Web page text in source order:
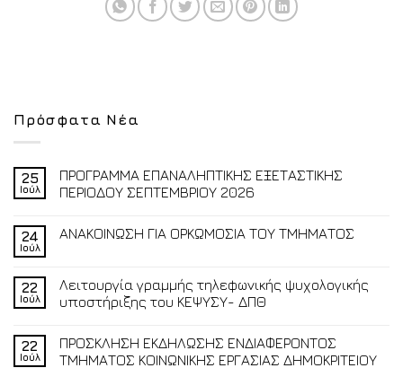
Πρόσφατα Νέα
25
Ιούλ
ΠΡΟΓΡΑΜΜΑ ΕΠΑΝΑΛΗΠΤΙΚΗΣ ΕΞΕΤΑΣΤΙΚΗΣ
ΠΕΡΙΟΔΟΥ ΣΕΠΤΕΜΒΡΙΟΥ 2026
24
Ιούλ
ΑΝΑΚΟΙΝΩΣΗ ΓΙΑ ΟΡΚΩΜΟΣΙΑ ΤΟΥ ΤΜΗΜΑΤΟΣ
22
Ιούλ
Λειτουργία γραμμής τηλεφωνικής ψυχολογικής
υποστήριξης του ΚΕΨΥΣΥ- ΔΠΘ
22
Ιούλ
ΠΡΟΣΚΛΗΣΗ ΕΚΔΗΛΩΣΗΣ ΕΝΔΙΑΦΕΡΟΝΤΟΣ
ΤΜΗΜΑΤΟΣ ΚΟΙΝΩΝΙΚΗΣ ΕΡΓΑΣΙΑΣ ΔΗΜΟΚΡΙΤΕΙΟΥ